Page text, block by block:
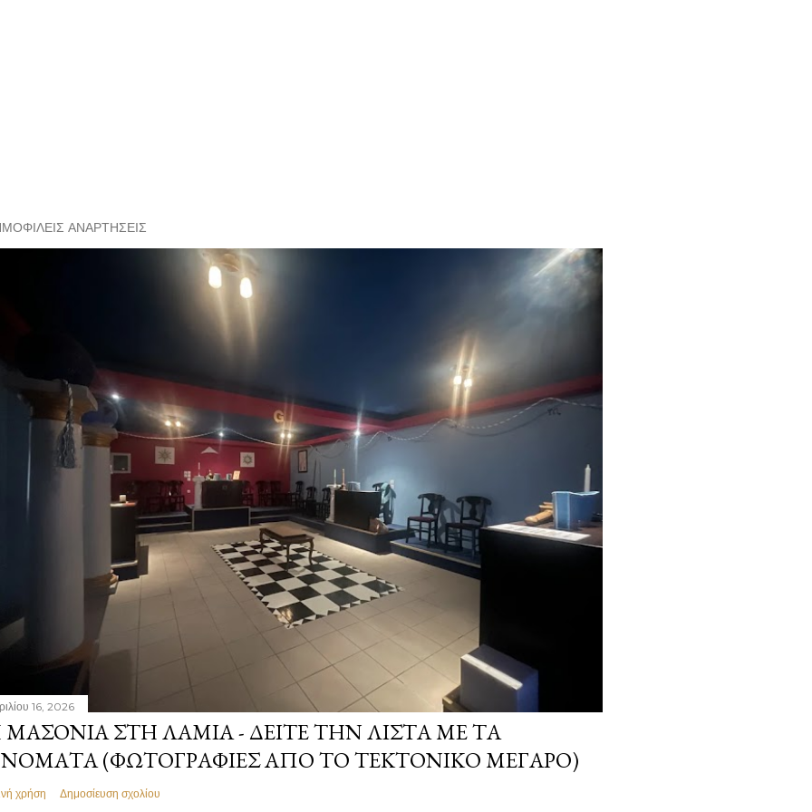
ΑΝΑΡΤΉΣΕΙΣ
16, 2026
ΣΤΗ ΛΑΜΊΑ - ΔΕΊΤΕ ΤΗΝ ΛΊΣΤΑ ΜΕ ΤΑ
(ΦΩΤΟΓΡΑΦΊΕΣ ΑΠΌ ΤΟ ΤΕΚΤΟΝΙΚΌ ΜΈΓΑΡΟ)
χρήση Δημοσίευση σχολίου